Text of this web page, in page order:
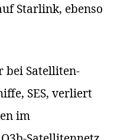
Starlink, ebenso
bei Satelliten-
SES, verliert
im